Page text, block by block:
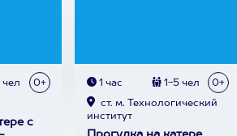
0+
с
1 час 1-5 чел 0+
ст. м. Технологический
институт